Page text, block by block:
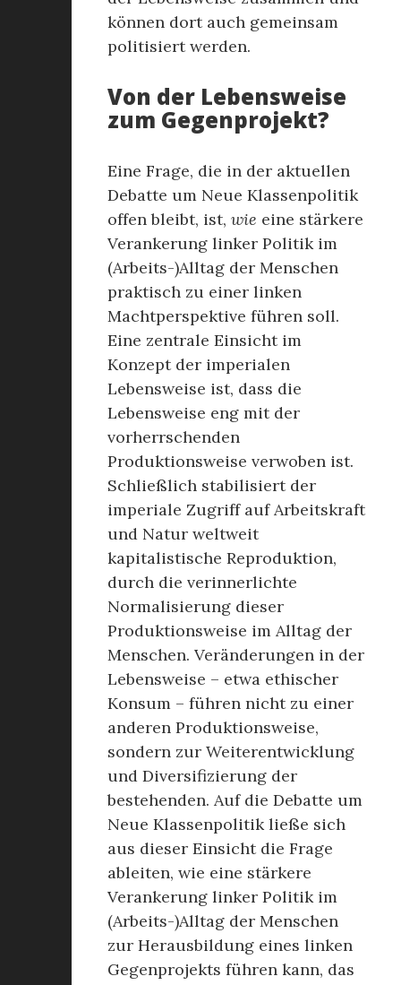
können dort auch gemeinsam
politisiert werden.
Von der Lebensweise
zum Gegenprojekt?
Eine Frage, die in der aktuellen
Debatte um Neue Klassenpolitik
offen bleibt, ist, wie eine stärkere
Verankerung linker Politik im
(Arbeits-)Alltag der Menschen
praktisch zu einer linken
Machtperspektive führen soll.
Eine zentrale Einsicht im
Konzept der imperialen
Lebensweise ist, dass die
Lebensweise eng mit der
vorherrschenden
Produktionsweise verwoben ist.
Schließlich stabilisiert der
imperiale Zugriff auf Arbeitskraft
und Natur weltweit
kapitalistische Reproduktion,
durch die verinnerlichte
Normalisierung dieser
Produktionsweise im Alltag der
Menschen. Veränderungen in der
Lebensweise – etwa ethischer
Konsum – führen nicht zu einer
anderen Produktionsweise,
sondern zur Weiterentwicklung
und Diversifizierung der
bestehenden. Auf die Debatte um
Neue Klassenpolitik ließe sich
aus dieser Einsicht die Frage
ableiten, wie eine stärkere
Verankerung linker Politik im
(Arbeits-)Alltag der Menschen
zur Herausbildung eines linken
Gegenprojekts führen kann, das